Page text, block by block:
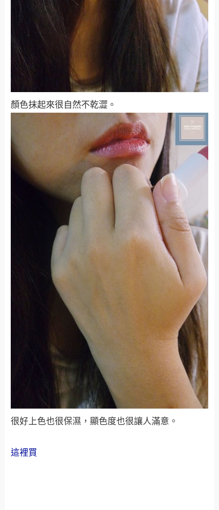
顏色抹起來很自然不乾澀。
很好上色也很保濕，顯色度也很讓人滿意。
這裡買